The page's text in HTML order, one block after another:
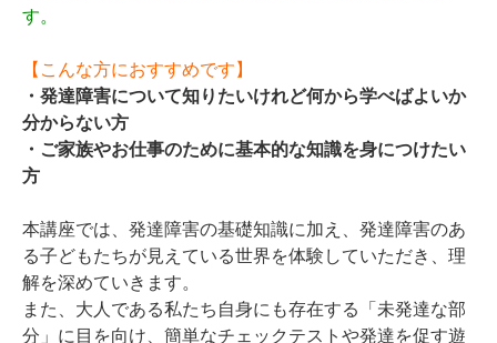
す。
【こんな方におすすめです】
・発達障害について知りたいけれど何から学べばよいか
分からない方
・ご家族やお仕事のために基本的な知識を身につけたい
方
本講座では、発達障害の基礎知識に加え、発達障害のあ
る子どもたちが見えている世界を体験していただき、理
解を深めていきます。
また、大人である私たち自身にも存在する「未発達な部
分」に目を向け、簡単なチェックテストや発達を促す遊